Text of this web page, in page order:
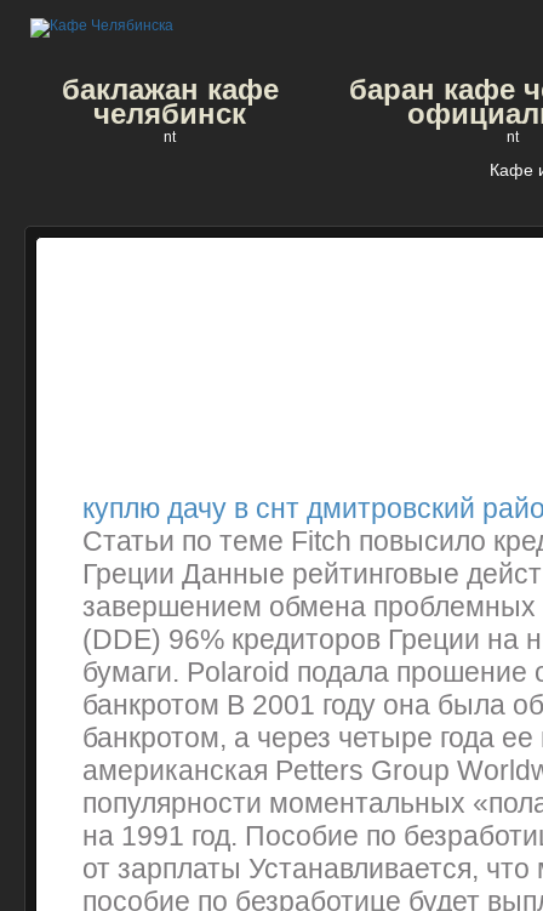
баклажан кафе
челябинск
nt
баран кафе
nt
Кафе
куплю дачу в снт дмитровский
Статьи по теме Fitch повысило
Греции Данные рейтинговые
завершением обмена проблемных
(DDE) 96% кредиторов Греции на
бумаги. Polaroid подала прошение
банкротом В 2001 году она была
банкротом, а через четыре года
американская Petters Group
популярности моментальных
на 1991 год. Пособие по
от зарплаты Устанавливается,
пособие по безработице будет